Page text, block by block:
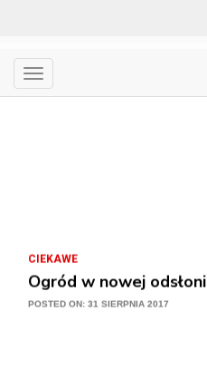
Menu
CIEKAWE
Ogród w nowej odsłonie